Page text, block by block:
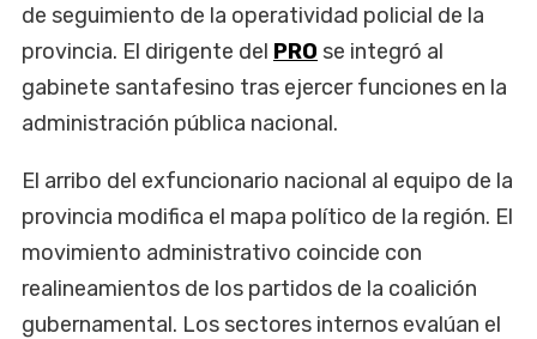
de seguimiento de la operatividad policial de la
provincia. El dirigente del PRO se integró al
gabinete santafesino tras ejercer funciones en la
administración pública nacional.
El arribo del exfuncionario nacional al equipo de la
provincia modifica el mapa político de la región. El
movimiento administrativo coincide con
realineamientos de los partidos de la coalición
gubernamental. Los sectores internos evalúan el